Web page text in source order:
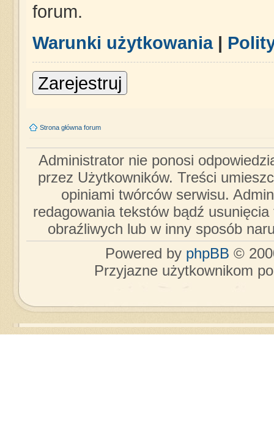
forum.
Warunki użytkowania|
Zarejestruj
Strona główna forum
Administrator nie ponosi
przez Użytkowników. Treści
opiniami twórców serwisu.
redagowania tekstów bądź
obraźliwych lub w inny sposób
Powered by phpBB ©
Przyjazne użytkownikom